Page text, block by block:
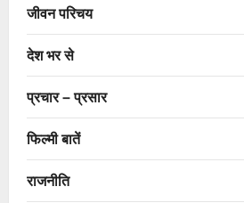
जीवन परिचय
देश भर से
प्रचार – प्रसार
फिल्मी बातें
राजनीति